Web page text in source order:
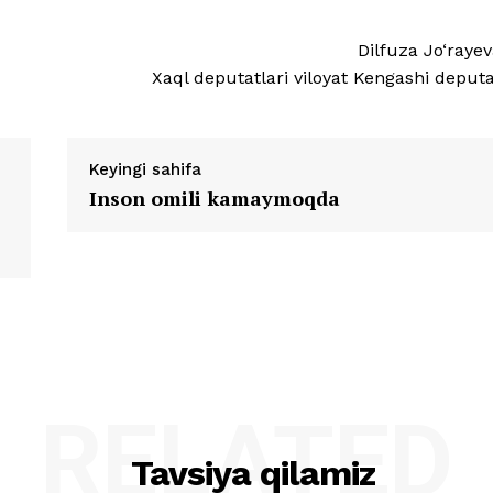
Dilfuza
Xaql deputatlari viloyat Kengashi
Keyingi sahifa
Inson omili kamaymoqda
Tavsiya qilamiz
RELATED